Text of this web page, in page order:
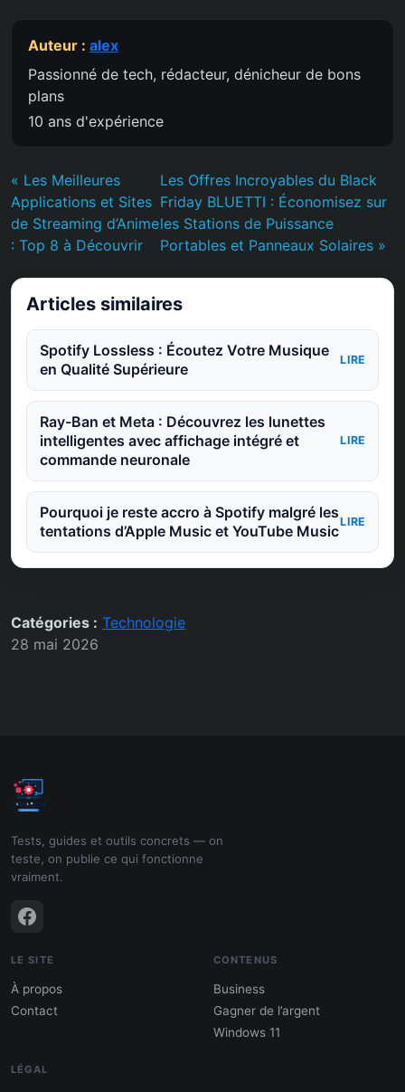
Auteur : alex
Passionné de tech, rédacteur, dénicheur de bons
plans
10 ans d'expérience
« Les Meilleures
Applications et Sites
de Streaming d’Anime
: Top 8 à Découvrir
Les Offres Incroyables du Black
Friday BLUETTI : Économisez sur
les Stations de Puissance
Portables et Panneaux Solaires »
Articles similaires
Spotify Lossless : Écoutez Votre Musique
en Qualité Supérieure
LIRE
Ray-Ban et Meta : Découvrez les lunettes
intelligentes avec affichage intégré et
commande neuronale
LIRE
Pourquoi je reste accro à Spotify malgré les
tentations d’Apple Music et YouTube Music
LIRE
Catégories : Technologie
28 mai 2026
Tests, guides et outils concrets — on
teste, on publie ce qui fonctionne
vraiment.
LE SITE
À propos
Contact
CONTENUS
Business
Gagner de l’argent
Windows 11
LÉGAL